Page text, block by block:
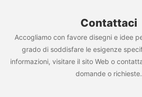
Contattaci
Accogliamo con favore disegni e idee
grado di soddisfare le esigenze
informazioni, visitare il sito Web o
domande o richieste.